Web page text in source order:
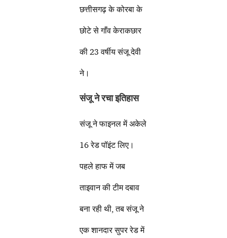
छत्तीसगढ़ के कोरबा के
छोटे से गाँव केराकछार
की 23 वर्षीय संजू देवी
ने।
संजू ने रचा इतिहास
संजू ने फाइनल में अकेले
16 रेड पॉइंट लिए।
पहले हाफ में जब
ताइवान की टीम दबाव
बना रही थी, तब संजू ने
एक शानदार सुपर रेड में